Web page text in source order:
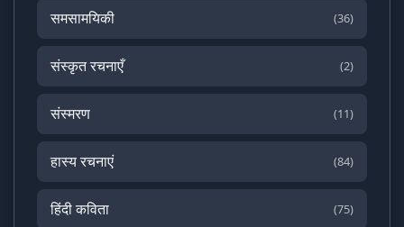
समसामयिकी (36)
संस्कृत रचनाएँ (2)
संस्मरण (11)
हास्य रचनाएं (84)
हिंदी कविता (75)